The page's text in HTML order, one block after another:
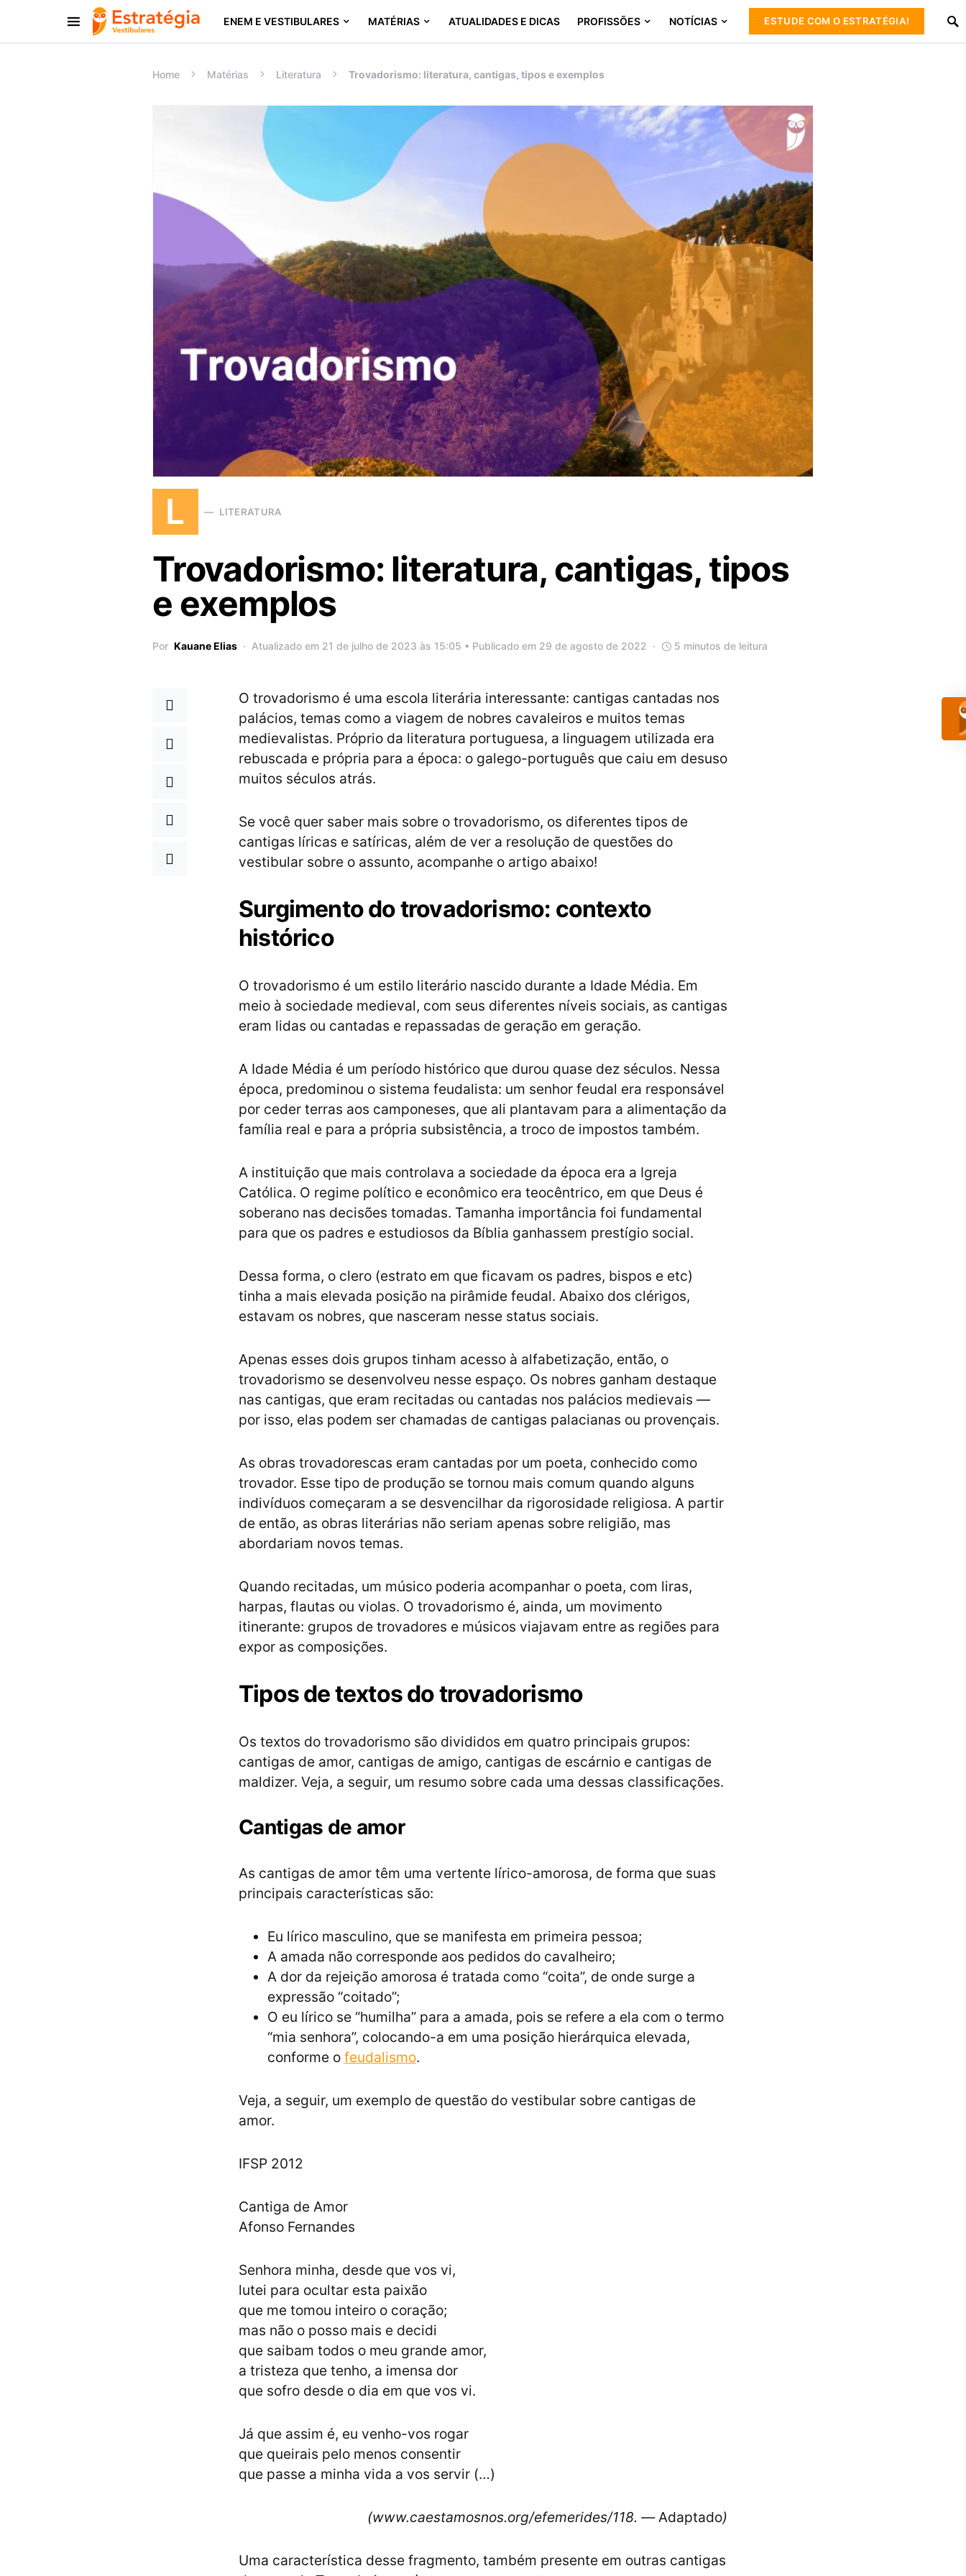
ENEM E VESTIBULARES MATÉRIAS ATUALIDADES E DICAS PROFISSÕES NOTÍCIAS ESTUDE COM O ESTRATÉGIA!
Procurar:
Home Matérias Literatura Trovadorismo: literatura, cantigas, tipos e exemplos
L LITERATURA
Trovadorismo: literatura, cantigas, tipos
e exemplos
Por Kauane Elias Atualizado em 21 de julho de 2023 às 15:05 • Publicado em 29 de agosto de 2022 5 minutos de leitura
O trovadorismo é uma escola literária interessante: cantigas cantadas nos
palácios, temas como a viagem de nobres cavaleiros e muitos temas
medievalistas. Próprio da literatura portuguesa, a linguagem utilizada era
rebuscada e própria para a época: o galego-português que caiu em desuso
muitos séculos atrás.
Se você quer saber mais sobre o trovadorismo, os diferentes tipos de
cantigas líricas e satíricas, além de ver a resolução de questões do
vestibular sobre o assunto, acompanhe o artigo abaixo!
Surgimento do trovadorismo: contexto
histórico
O trovadorismo é um estilo literário nascido durante a Idade Média. Em
meio à sociedade medieval, com seus diferentes níveis sociais, as cantigas
eram lidas ou cantadas e repassadas de geração em geração.
A Idade Média é um período histórico que durou quase dez séculos. Nessa
época, predominou o sistema feudalista: um senhor feudal era responsável
por ceder terras aos camponeses, que ali plantavam para a alimentação da
família real e para a própria subsistência, a troco de impostos também.
A instituição que mais controlava a sociedade da época era a Igreja
Católica. O regime político e econômico era teocêntrico, em que Deus é
soberano nas decisões tomadas. Tamanha importância foi fundamental
para que os padres e estudiosos da Bíblia ganhassem prestígio social.
Dessa forma, o clero (estrato em que ficavam os padres, bispos e etc)
tinha a mais elevada posição na pirâmide feudal. Abaixo dos clérigos,
estavam os nobres, que nasceram nesse status sociais.
Apenas esses dois grupos tinham acesso à alfabetização, então, o
trovadorismo se desenvolveu nesse espaço. Os nobres ganham destaque
nas cantigas, que eram recitadas ou cantadas nos palácios medievais —
por isso, elas podem ser chamadas de cantigas palacianas ou provençais.
As obras trovadorescas eram cantadas por um poeta, conhecido como
trovador. Esse tipo de produção se tornou mais comum quando alguns
indivíduos começaram a se desvencilhar da rigorosidade religiosa. A partir
de então, as obras literárias não seriam apenas sobre religião, mas
abordariam novos temas.
Quando recitadas, um músico poderia acompanhar o poeta, com liras,
harpas, flautas ou violas. O trovadorismo é, ainda, um movimento
itinerante: grupos de trovadores e músicos viajavam entre as regiões para
expor as composições.
Tipos de textos do trovadorismo
Os textos do trovadorismo são divididos em quatro principais grupos:
cantigas de amor, cantigas de amigo, cantigas de escárnio e cantigas de
maldizer. Veja, a seguir, um resumo sobre cada uma dessas classificações.
Cantigas de amor
As cantigas de amor têm uma vertente lírico-amorosa, de forma que suas
principais características são:
Eu lírico masculino, que se manifesta em primeira pessoa;
A amada não corresponde aos pedidos do cavalheiro;
A dor da rejeição amorosa é tratada como “coita”, de onde surge a
expressão “coitado”;
O eu lírico se “humilha” para a amada, pois se refere a ela com o termo
“mia senhora”, colocando-a em uma posição hierárquica elevada,
conforme o feudalismo.
Veja, a seguir, um exemplo de questão do vestibular sobre cantigas de
amor.
IFSP 2012
Cantiga de Amor
Afonso Fernandes
Senhora minha, desde que vos vi,
lutei para ocultar esta paixão
que me tomou inteiro o coração;
mas não o posso mais e decidi
que saibam todos o meu grande amor,
a tristeza que tenho, a imensa dor
que sofro desde o dia em que vos vi.
Já que assim é, eu venho-vos rogar
que queirais pelo menos consentir
que passe a minha vida a vos servir (…)
(www.caestamosnos.org/efemerides/118. —Adaptado)
Uma característica desse fragmento, também presente em outras cantigas